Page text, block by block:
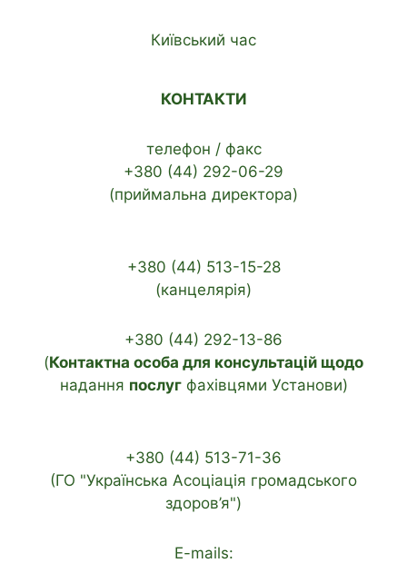
Київський час
КОНТАКТИ
телефон / факс
+380 (44) 292-06-29
(приймальна директора)
+380 (44) 513-15-28
(канцелярія)
+380 (44) 292-13-86
(Контактна особа для консультацій щодо
надання послугфахівцями Установи)
+380 (44) 513-71-36
(ГО "Українська Асоціація громадського
здоров’я")
E-mails: